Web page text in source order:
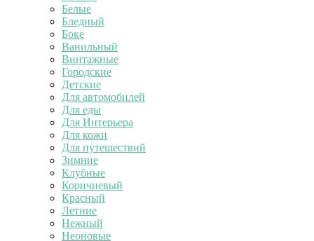
Белые
Бледный
Боке
Ванильный
Винтажные
Городские
Детские
Для автомобилей
Для еды
Для Интерьера
Для кожи
Для путешествий
Зимние
Клубные
Коричневый
Красный
Летние
Нежный
Неоновые